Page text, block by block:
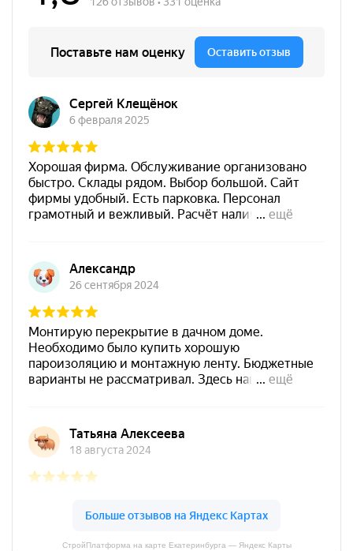
СтройПлатформа на карте Екатеринбурга — Яндекс Карты